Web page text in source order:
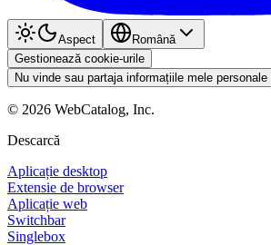
Aspect
Română
Gestionează cookie-urile
Nu vinde sau partaja informațiile mele personale
© 2026 WebCatalog, Inc.
Descarcă
Aplicație desktop
Extensie de browser
Aplicație web
Switchbar
Singlebox